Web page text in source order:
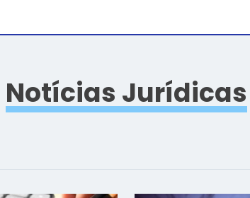
Notícias Jurídicas